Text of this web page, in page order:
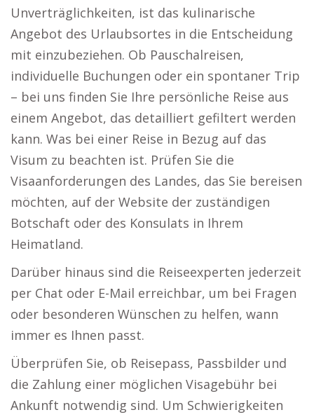
Unverträglichkeiten, ist das kulinarische
Angebot des Urlaubsortes in die Entscheidung
mit einzubeziehen. Ob Pauschalreisen,
individuelle Buchungen oder ein spontaner Trip
– bei uns finden Sie Ihre persönliche Reise aus
einem Angebot, das detailliert gefiltert werden
kann. Was bei einer Reise in Bezug auf das
Visum zu beachten ist. Prüfen Sie die
Visaanforderungen des Landes, das Sie bereisen
möchten, auf der Website der zuständigen
Botschaft oder des Konsulats in Ihrem
Heimatland.
Darüber hinaus sind die Reiseexperten jederzeit
per Chat oder E-Mail erreichbar, um bei Fragen
oder besonderen Wünschen zu helfen, wann
immer es Ihnen passt.
Überprüfen Sie, ob Reisepass, Passbilder und
die Zahlung einer möglichen Visagebühr bei
Ankunft notwendig sind. Um Schwierigkeiten